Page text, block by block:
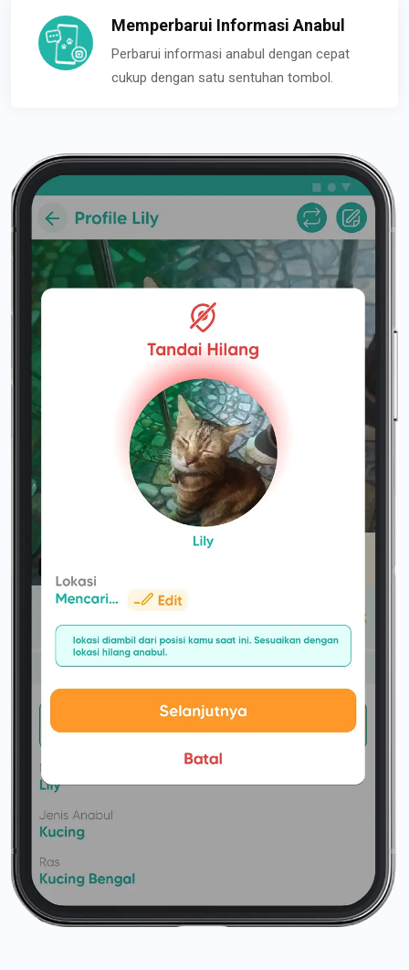
Memperbarui Informasi Anabul
Perbarui informasi anabul dengan cepat
cukup dengan satu sentuhan tombol.